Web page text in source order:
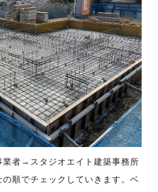
業者→スタジオエイト建築事務所
順でチェックしていきます。ベ